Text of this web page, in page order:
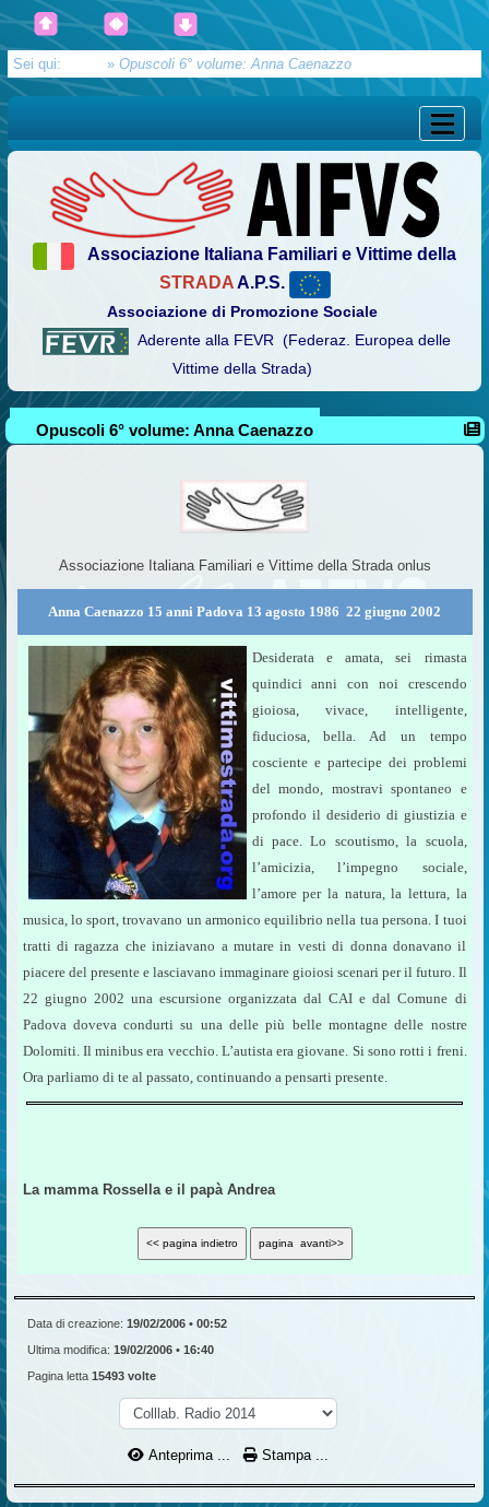
Sei qui: » Opuscoli 6° volume: Anna Caenazzo
Associazione Italiana Familiari e Vittime della
STRADAA.P.S.
Associazione di Promozione Sociale
Aderente alla FEVR (Federaz. Europea delle
Vittime della Strada)
Opuscoli 6° volume: Anna Caenazzo
Associazione Italiana Familiari e Vittime della Strada onlus
Anna Caenazzo 15 anni Padova 13 agosto 1986  22 giugno 2002
Desiderata e amata, sei rimasta
quindici anni con noi crescendo
gioiosa, vivace, intelligente,
fiduciosa, bella. Ad un tempo
cosciente e partecipe dei problemi
del mondo, mostravi spontaneo e
profondo il desiderio di giustizia e
di pace. Lo scoutismo, la scuola,
l’amicizia, l’impegno sociale,
l’amore per la natura, la lettura, la
musica, lo sport, trovavano un armonico equilibrio nella tua persona. I tuoi
tratti di ragazza che iniziavano a mutare in vesti di donna donavano il
piacere del presente e lasciavano immaginare gioiosi scenari per il futuro. Il
22 giugno 2002 una escursione organizzata dal CAI e dal Comune di
Padova doveva condurti su una delle più belle montagne delle nostre
Dolomiti. Il minibus era vecchio. L’autista era giovane. Si sono rotti i freni.
Ora parliamo di te al passato, continuando a pensarti presente.
La mamma Rossella e il papà Andrea
Data di creazione: 19/02/2006 • 00:52
Ultima modifica: 19/02/2006 • 16:40
Pagina letta 15493 volte
Anteprima ... Stampa ...